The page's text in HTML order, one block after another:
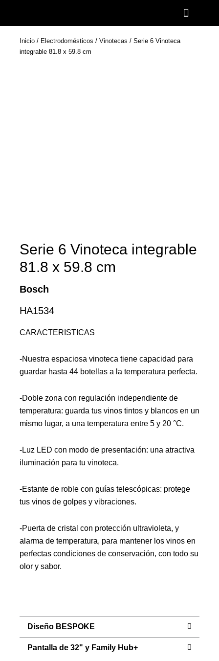
contenido
Inicio / Electrodomésticos / Vinotecas / Serie 6 Vinoteca
integrable 81.8 x 59.8 cm
Serie 6 Vinoteca integrable
81.8 x 59.8 cm
Bosch
HA1534
CARACTERISTICAS
-Nuestra espaciosa vinoteca tiene capacidad para
guardar hasta 44 botellas a la temperatura perfecta.
-Doble zona con regulación independiente de
temperatura: guarda tus vinos tintos y blancos en un
mismo lugar, a una temperatura entre 5 y 20 °C.
-Luz LED con modo de presentación: una atractiva
iluminación para tu vinoteca.
-Estante de roble con guías telescópicas: protege
tus vinos de golpes y vibraciones.
-Puerta de cristal con protección ultravioleta, y
alarma de temperatura, para mantener los vinos en
perfectas condiciones de conservación, con todo su
olor y sabor.
Diseño BESPOKE
Pantalla de 32" y Family Hub+